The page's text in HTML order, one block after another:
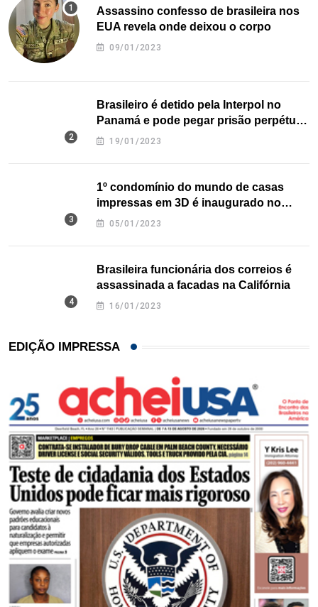
Assassino confesso de brasileira nos
EUA revela onde deixou o corpo
09/01/2023
Brasileiro é detido pela Interpol no
Panamá e pode pegar prisão perpétua
nos EUA
19/01/2023
1º condomínio do mundo de casas
impressas em 3D é inaugurado no
Texas
05/01/2023
Brasileira funcionária dos correios é
assassinada a facadas na Califórnia
16/01/2023
EDIÇÃO IMPRESSA